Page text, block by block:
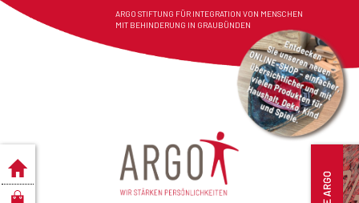
ARGO STIFTUNG FÜR INTEGRATION VON MENSCHEN
MIT BEHINDERUNG IN GRAUBÜNDEN